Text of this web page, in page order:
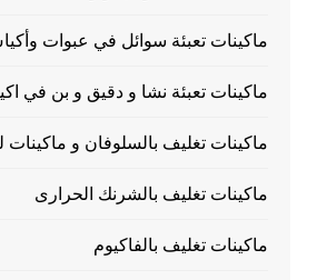
ماكينات تعبئة سوائل في عبوات
ماكينات تعبئة نشا و دقيق و بن في
ماكينات تغليف بالسلوفان و
ماكينات تغليف بالشرنك الحرارى
ماكينات تغليف بالفاكيوم